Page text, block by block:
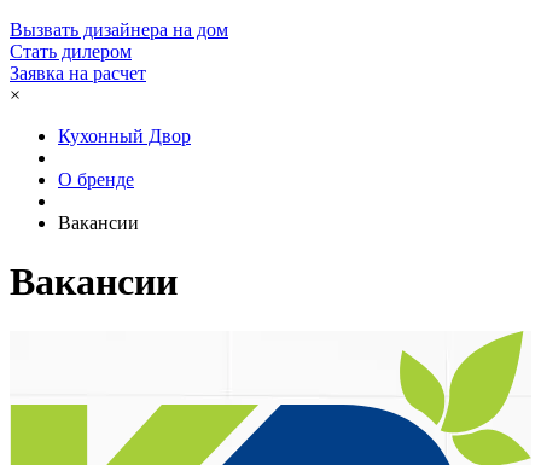
Вызвать дизайнера на дом
Стать дилером
Заявка на расчет
×
Кухонный Двор
О бренде
Вакансии
Вакансии